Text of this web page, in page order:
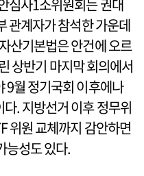
심사1소위원회는 권대
관계자가 참석한 가운데
산기본법은 안건에 오르
상반기 마지막 회의에서
9월 정기국회 이후에나
. 지방선거 이후 정무위
위원 교체까지 감안하면
능성도 있다.